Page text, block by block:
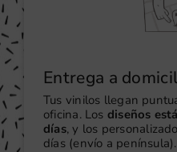
Entrega a
Tus vinilos llegan
oficina. Los diseños
días, y los
días (envío a península).